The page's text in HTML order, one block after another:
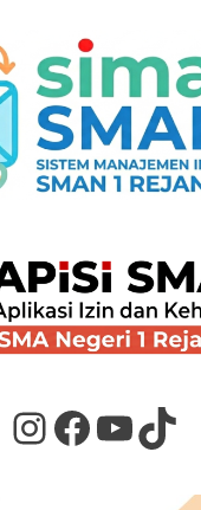
Instagram